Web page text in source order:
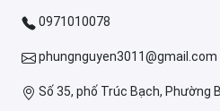
0971010078
phungnguyen3011@gmail.com
Số 35, phố Trúc Bạch, Phường